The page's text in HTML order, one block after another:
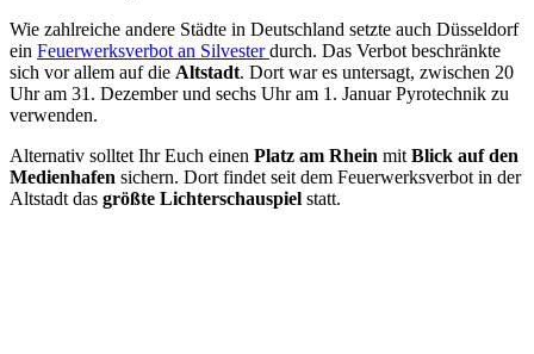
Wie zahlreiche andere Städte in Deutschland setzte auch Düsseldorf
ein Feuerwerksverbot an Silvesterdurch. Das Verbot beschränkte
sich vor allem auf die Altstadt. Dort war es untersagt, zwischen 20
Uhr am 31. Dezember und sechs Uhr am 1. Januar Pyrotechnik zu
verwenden.
Alternativ solltet Ihr Euch einen Platz am Rhein mit Blick auf den
Medienhafen sichern. Dort findet seit dem Feuerwerksverbot in der
Altstadt das größte Lichterschauspiel statt.